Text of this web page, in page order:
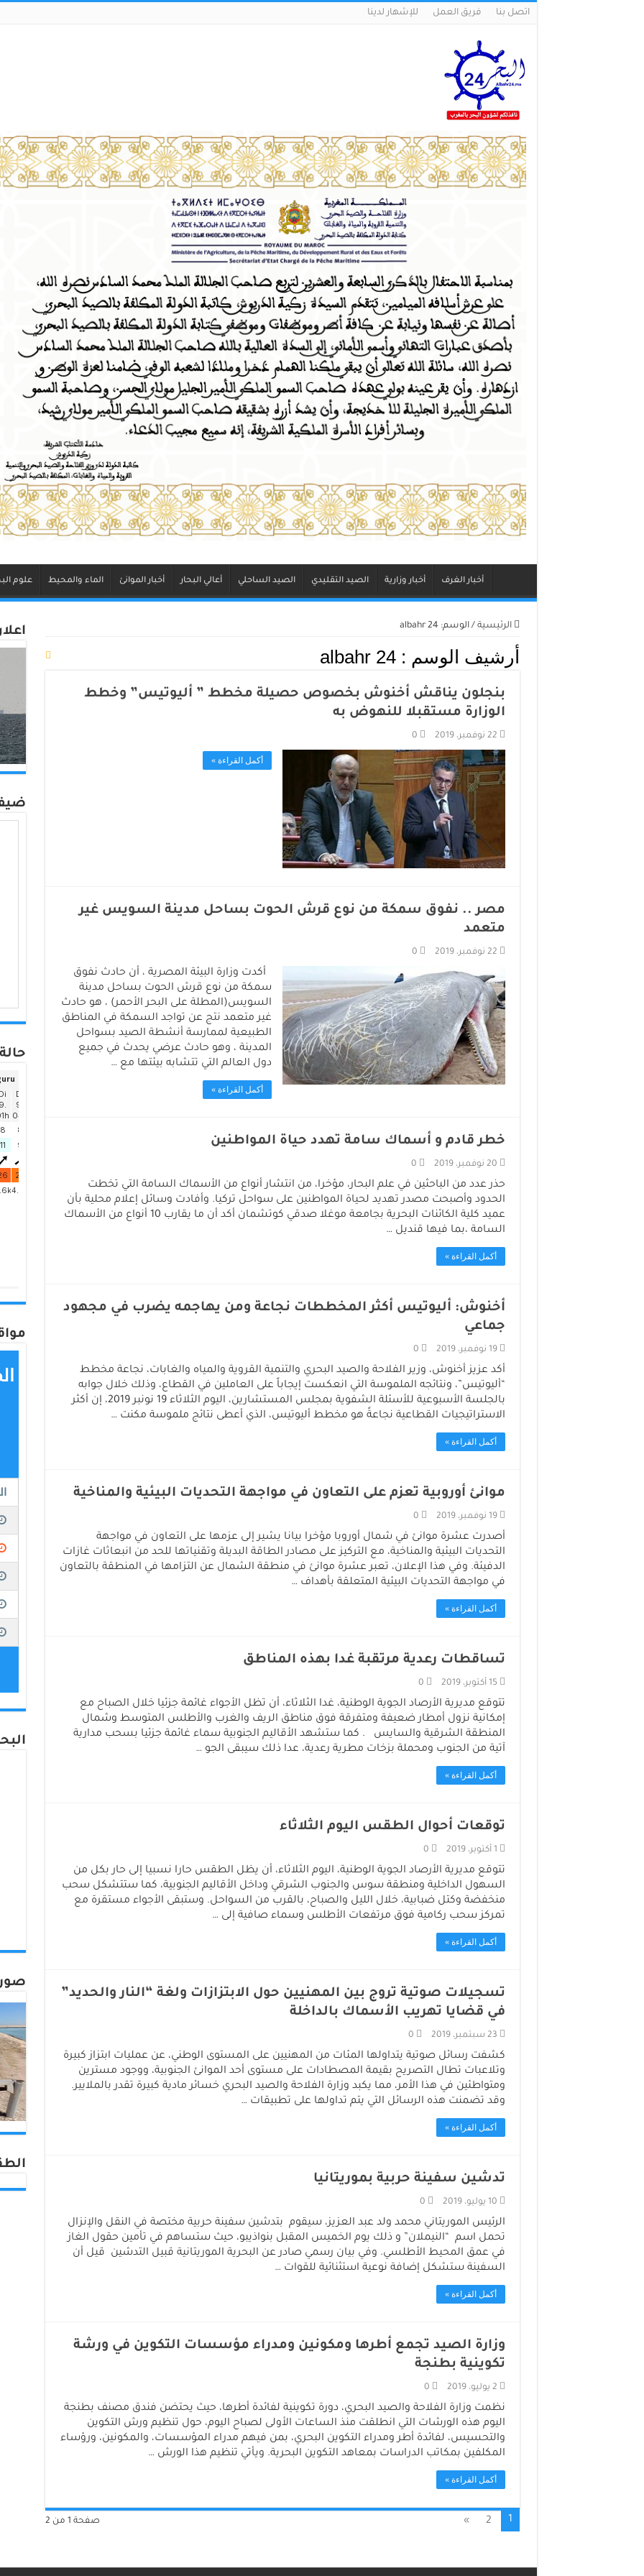
اتصل بنا فريق العمل للإشهار لدينا
أخبار الغرف أخبار وزارية الصيد التقليدي الصيد الساحلي أعالي البحار أخبار الموانئ الماء والمحيط علوم
الرئيسية / الوسم:albahr 24
أرشيف الوسم :albahr 24
بنجلون يناقش أخنوش بخصوص حصيلة مخطط ” أليوتيس” وخطط
الوزارة مستقبلا للنهوض به
22 نوفمبر، 2019 0
أكمل القراءة »
مصر .. نفوق سمكة من نوع قرش الحوت بساحل مدينة السويس غير
متعمد
22 نوفمبر، 2019 0
أكدت وزارة البيئة المصرية ، أن حادث نفوق
سمكة من نوع قرش الحوت بساحل مدينة
السويس(المطلة على البحر الأحمر) ، هو حادث
غير متعمد نتج عن تواجد السمكة في المناطق
الطبيعية لممارسة أنشطة الصيد بسواحل
المدينة ، وهو حادث عرضي يحدث في جميع
دول العالم التي تتشابه بيئتها مع …
أكمل القراءة »
خطر قادم و أسماك سامة تهدد حياة المواطنين
20 نوفمبر، 2019 0
حذر عدد من الباحثين في علم البحار، مؤخرا، من انتشار أنواع من الأسماك السامة التي تخطت
الحدود وأصبحت مصدر تهديد لحياة المواطنين على سواحل تركيا. وأفادت وسائل إعلام محلية بأن
عميد كلية الكائنات البحرية بجامعة موغلا صدقي كوتشمان أكد أن ما يقارب 10 أنواع من الأسماك
السامة ،بما فيها قنديل …
أكمل القراءة »
أخنوش: أليوتيس أكثر المخططات نجاعة ومن يهاجمه يضرب في مجهود
جماعي
19 نوفمبر، 2019 0
أكد عزيز أخنوش، وزير الفلاحة والصيد البحري والتنمية القروية والمياه والغابات، نجاعة مخطط
“أليوتيس”، ونتائجه الملموسة التي انعكست إيجاباً على العاملين في القطاع، وذلك خلال جوابه
بالجلسة الأسبوعية للأسئلة الشفوية بمجلس المستشارين، اليوم الثلاثاء 19 نونبر 2019، إن أكثر
الاستراتيجيات القطاعية نجاعةً هو مخطط أليوتيس، الذي أعطى نتائج ملموسة مكنت …
أكمل القراءة »
موانئ أوروبية تعزم على التعاون في مواجهة التحديات البيئية والمناخية
19 نوفمبر، 2019 0
أصدرت عشرة موانئ في شمال أوروبا مؤخرا بيانا يشير إلى عزمها على التعاون في مواجهة
التحديات البيئية والمناخية، مع التركيز على مصادر الطاقة البديلة وتقنياتها للحد من انبعاثات غازات
الدفيئة. وفي هذا الإعلان، تعبر عشرة موانئ في منطقة الشمال عن التزامها في المنطقة بالتعاون
في مواجهة التحديات البيئية المتعلقة بأهداف …
أكمل القراءة »
تساقطات رعدية مرتقبة غدا بهذه المناطق
15 أكتوبر، 2019 0
تتوقع مديرية الأرصاد الجوية الوطنية، غدا الثلاثاء، أن تظل الأجواء غائمة جزئيا خلال الصباح مع
إمكانية نزول أمطار ضعيفة ومتفرقة فوق مناطق الريف والغرب والأطلس المتوسط وشمال
المنطقة الشرقية والسايس . كما ستشهد الأقاليم الجنوبية سماء غائمة جزئيا بسحب مدارية
آتية من الجنوب ومحملة بزخات مطرية رعدية، عدا ذلك سيبقى الجو …
أكمل القراءة »
توقعات أحوال الطقس اليوم الثلاثاء
1 أكتوبر، 2019 0
تتوقع مديرية الأرصاد الجوية الوطنية، اليوم الثلاثاء، أن يظل الطقس حارا نسبيا إلى حار بكل من
السهول الداخلية ومنطقة سوس والجنوب الشرقي وداخل الأقاليم الجنوبية، كما ستتشكل سحب
منخفضة وكتل ضبابية، خلال الليل والصباح، بالقرب من السواحل. وستبقى الأجواء مستقرة مع
تمركز سحب ركامية فوق مرتفعات الأطلس وسماء صافية إلى …
أكمل القراءة »
تسجيلات صوتية تروج بين المهنيين حول الابتزازات ولغة “النار والحديد”
في قضايا تهريب الأسماك بالداخلة
23 سبتمبر، 2019 0
كشفت رسائل صوتية يتداولها المئات من المهنيين على المستوى الوطني، عن عمليات ابتزاز كبيرة
وتلاعبات تطال التصريح بقيمة المصطادات على مستوى أحد الموانئ الجنوبية، ووجود مسترين
ومتواطئين في هذا الأمر، مما يكبد وزارة الفلاحة والصيد البحري خسائر مادية كبيرة تقدر بالملايير.
وقد تضمنت هذه الرسائل التي يتم تداولها على تطبيقات …
أكمل القراءة »
تدشين سفينة حربية بموريتانيا
10 يوليو، 2019 0
الرئيس الموريتاني محمد ولد عبد العزيز، سيقوم بتدشين سفينة حربية مختصة في النقل والإنزال
تحمل اسم “النيملان” و ذلك يوم الخميس المقبل بنواذيبو، حيث ستساهم في تأمين حقول الغاز
في عمق المحيط الأطلسي. وفي بيان رسمي صادر عن البحرية الموريتانية قبيل التدشين قيل أن
السفينة ستشكل إضافة نوعية استثنائية للقوات …
أكمل القراءة »
وزارة الصيد تجمع أطرها ومكونين ومدراء مؤسسات التكوين في ورشة
تكوينية بطنجة
2 يوليو، 2019 0
نظمت وزارة الفلاحة والصيد البحري، دورة تكوينية لفائدة أطرها، حيث يحتضن فندق مصنف بطنجة
اليوم هذه الورشات التي انطلقت منذ الساعات الأولى لصباح اليوم، حول تنظيم ورش التكوين
والتحسيس، لفائدة أطر ومدراء التكوين البحري، بمن فيهم مدراء المؤسسات، والمكونين، ورؤساء
المكلفين بمكاتب الدراسات بمعاهد التكوين البحرية. ويأتي تنظيم هذا الورش …
أكمل القراءة »
صفحة 1 من 2 1
2
»
البحر 24 على